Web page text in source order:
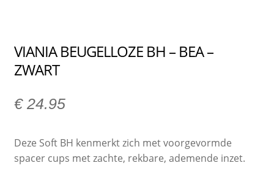
VIANIA BEUGELLOZE BH – BEA –
ZWART
€24.95
Deze Soft BH kenmerkt zich met voorgevormde
spacer cups met zachte, rekbare, ademende inzet.